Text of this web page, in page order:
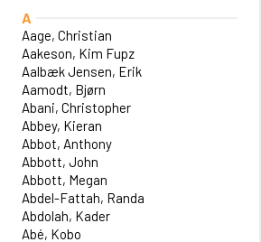
A
Aage, Christian
Aakeson, Kim Fupz
Aalbæk Jensen, Erik
Aamodt, Bjørn
Abani, Christopher
Abbey, Kieran
Abbot, Anthony
Abbott, John
Abbott, Megan
Abdel-Fattah, Randa
Abdolah, Kader
Abé, Kobo